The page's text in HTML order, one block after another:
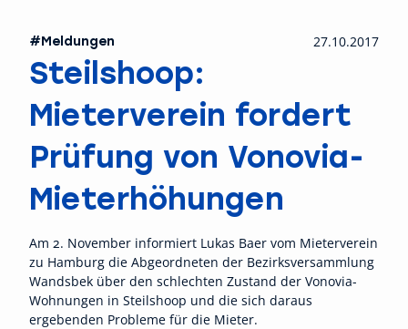
#Meldungen 27.10.2017
Steilshoop:
Mieterverein fordert
Prüfung von Vonovia-
Mieterhöhungen
Am 2. November informiert Lukas Baer vom Mieterverein
zu Hamburg die Abgeordneten der Bezirksversammlung
Wandsbek über den schlechten Zustand der Vonovia-
Wohnungen in Steilshoop und die sich daraus
ergebenden Probleme für die Mieter.